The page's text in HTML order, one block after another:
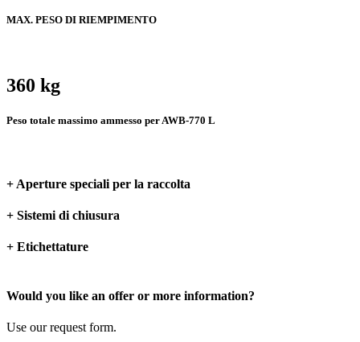
MAX. PESO DI RIEMPIMENTO
360 kg
Peso totale massimo ammesso per AWB-770 L
+ Aperture speciali per la raccolta
+ Sistemi di chiusura
+ Etichettature
Would you like an offer or more information?
Use our request form.